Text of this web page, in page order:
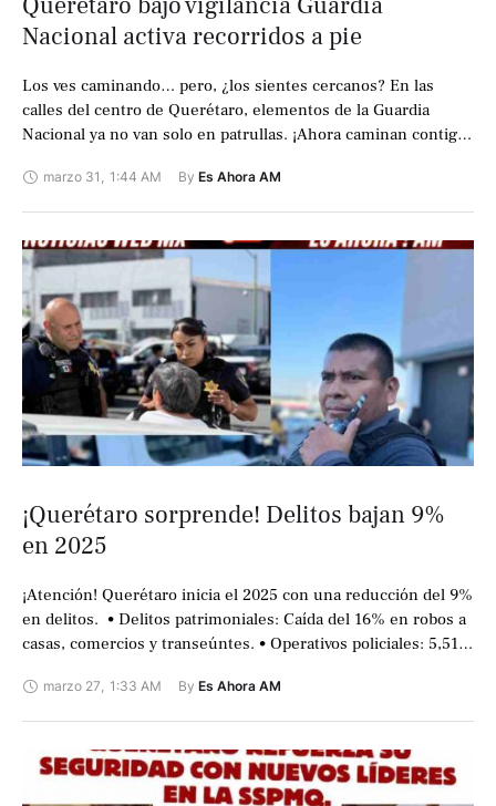
Nacional activa recorridos a pie
Los ves caminando… pero, ¿los sientes cercanos? En las
calles del centro de Querétaro, elementos de la Guardia
Nacional ya no van solo en patrullas. ¡Ahora caminan contigo!
marzo 31 , 1:44 AM By Es Ahora AM
¡Querétaro sorprende! Delitos bajan 9%
en 2025
¡Atención! Querétaro inicia el 2025 con una reducción del 9%
en delitos. • Delitos patrimoniales: Caída del 16% en robos a
casas, comercios y transeúntes. • Operativos policiales: 5,510
marzo 27, 1:33 AM By Es Ahora AM